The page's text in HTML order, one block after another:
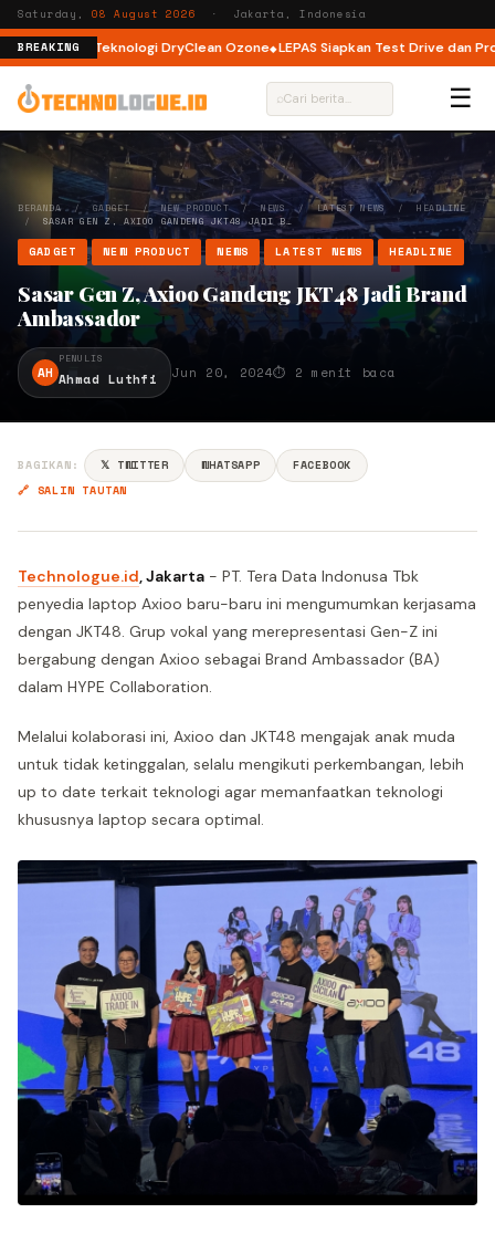
Saturday,08 August 2026 · Jakarta, Indonesia
BREAKING
dengan Teknologi DryClean Ozone LEPAS Siapkan Test Drive dan
⌕ ☰
BERANDA / GADGET/NEW PRODUCT/NEWS/LATEST NEWS/ HEADLINE
/ SASAR GEN Z, AXIOO GANDENG JKT48 JADI B…
GADGET NEW PRODUCT NEWS LATEST NEWS HEADLINE
Sasar Gen Z, Axioo Gandeng JKT48 Jadi Brand
Ambassador
AH
PENULIS
Ahmad Luthfi Jun 20, 2024⏱ 2 menit baca
BAGIKAN: 𝕏 TWITTER WHATSAPP
FACEBOOK
🔗 SALIN TAUTAN
Technologue.id, Jakarta - PT. Tera Data Indonusa Tbk
penyedia laptop Axioo baru-baru ini mengumumkan kerjasama
dengan JKT48. Grup vokal yang merepresentasi Gen-Z ini
bergabung dengan Axioo sebagai Brand Ambassador (BA)
dalam HYPE Collaboration.
Melalui kolaborasi ini, Axioo dan JKT48 mengajak anak muda
untuk tidak ketinggalan, selalu mengikuti perkembangan, lebih
up to date terkait teknologi agar memanfaatkan teknologi
khususnya laptop secara optimal.